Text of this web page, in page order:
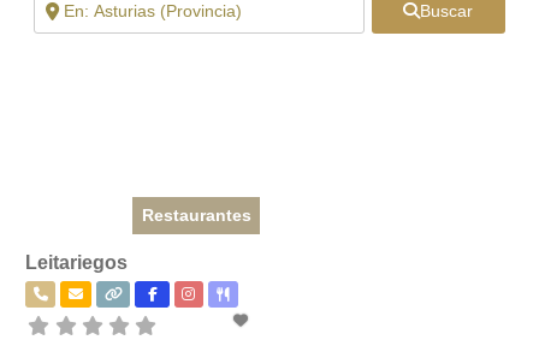
Buscar
Restaurantes
Leitariegos